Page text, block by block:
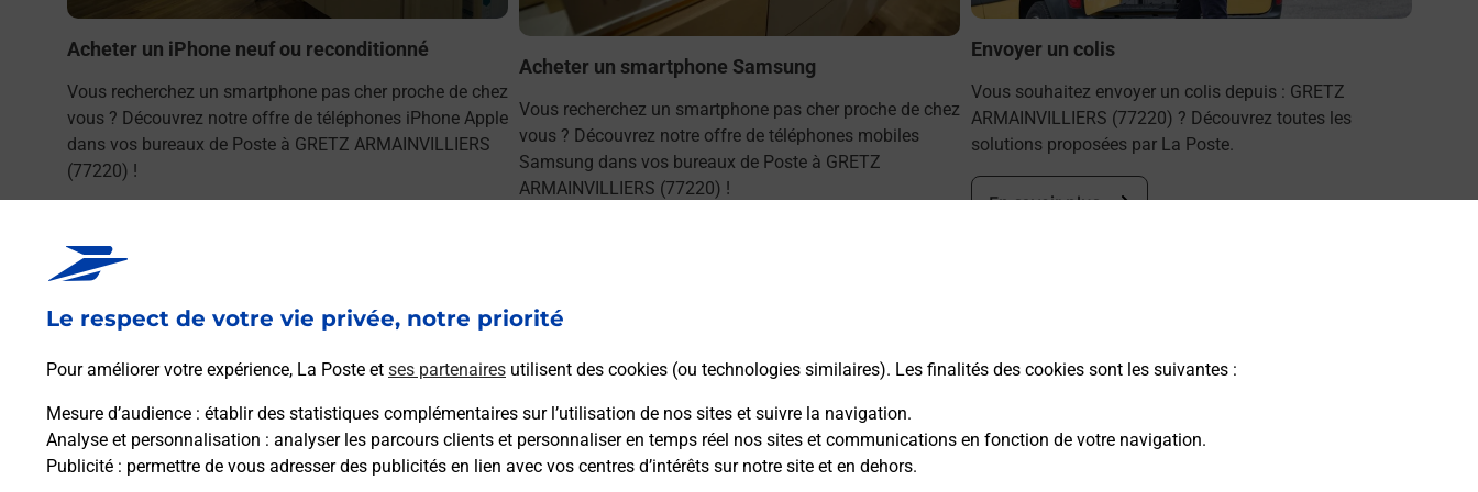
Le respect de votre vie privée, notre priorité
Pour améliorer votre expérience, La Poste et ses partenaires utilisent des cookies (ou technologies similaires). Les finalités des cookies sont les suivantes :
Mesure d’audience : établir des statistiques complémentaires sur l’utilisation de nos sites et suivre la navigation.
Analyse et personnalisation : analyser les parcours clients et personnaliser en temps réel nos sites et communications en fonction de votre navigation.
Publicité : permettre de vous adresser des publicités en lien avec vos centres d’intérêts sur notre site et en dehors.
Acheter un iPhone neuf ou reconditionné
Vous recherchez un smartphone pas cher proche de chez
vous ? Découvrez notre offre de téléphones iPhone Apple
dans vos bureaux de Poste à GRETZ ARMAINVILLIERS
(77220) !
Acheter un smartphone Samsung
Vous recherchez un smartphone pas cher proche de chez
vous ? Découvrez notre offre de téléphones mobiles
Samsung dans vos bureaux de Poste à GRETZ
ARMAINVILLIERS (77220) !
Envoyer un colis
Vous souhaitez envoyer un colis depuis : GRETZ
ARMAINVILLIERS (77220) ? Découvrez toutes les
solutions proposées par La Poste.
En savoir plus
Foire aux questions